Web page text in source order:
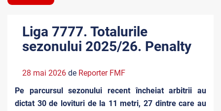
Liga 7777. Totalurile
sezonului 2025/26. Penalty
28 mai 2026 de Reporter FMF
Pe parcursul sezonului recent încheiat arbitrii au
dictat 30 de lovituri de la 11 metri, 27 dintre care au